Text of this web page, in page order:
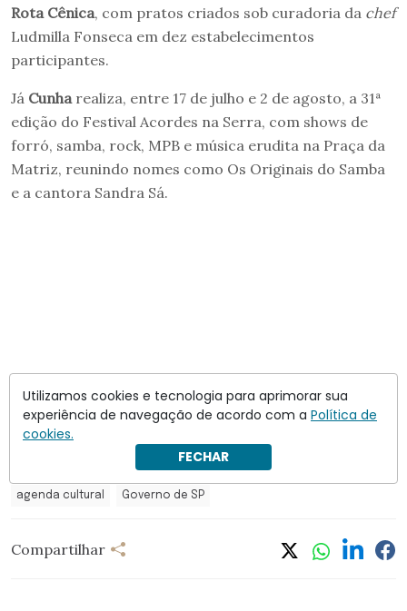
Rota Cênica, com pratos criados sob curadoria da chef
Ludmilla Fonseca em dez estabelecimentos
participantes.
Já Cunharealiza, entre 17 de julho e 2 de agosto, a 31ª
edição do Festival Acordes na Serra, com shows de
forró, samba, rock, MPB e música erudita na Praça da
Matriz, reunindo nomes como Os Originais do Samba
e a cantora Sandra Sá.
agenda cultural Governo de SP
Compartilhar
Utilizamos cookies e tecnologia para aprimorar sua
experiência de navegação de acordo com a Política de
cookies.
FECHAR